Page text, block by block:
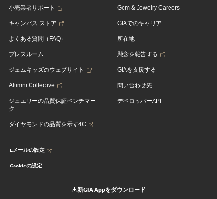
小売業者サポート
キャンパス ストア
よくある質問（FAQ）
プレスルーム
ジェムキッズのウェブサイト
Alumni Collective
ジュエリーの品質保証ベンチマー
ク
ダイヤモンドの品質を示す4C
Gem & Jewelry Careers
GIAでのキャリア
所在地
懸念を報告する
GIAを支援する
問い合わせ先
デベロッパーAPI
Eメールの設定
Cookieの設定
新GIA Appをダウンロード